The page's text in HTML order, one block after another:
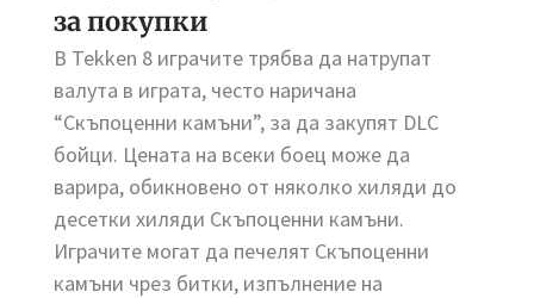
за покупки
В Tekken 8 играчите трябва да натрупат
валута в играта, често наричана
“Скъпоценни камъни”, за да закупят DLC
бойци. Цената на всеки боец може да
варира, обикновено от няколко хиляди до
десетки хиляди Скъпоценни камъни.
Играчите могат да печелят Скъпоценни
камъни чрез битки, изпълнение на